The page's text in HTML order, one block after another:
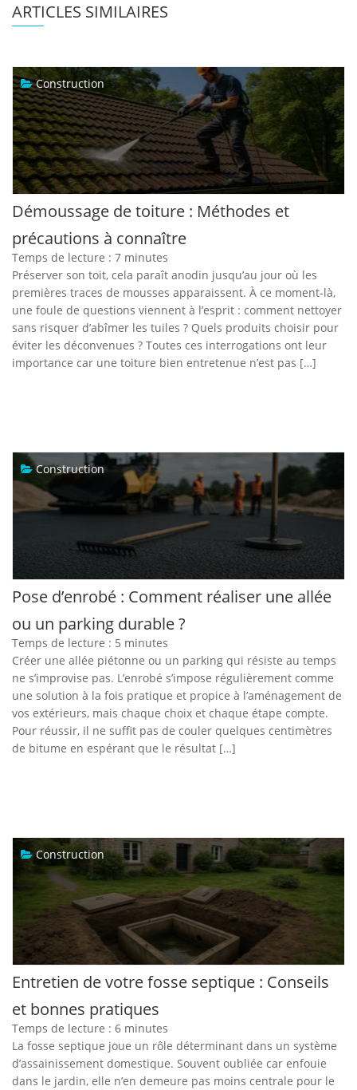
ARTICLES SIMILAIRES
Construction
Démoussage de toiture : Méthodes et
précautions à connaître
Temps de lecture : 7 minutes
Préserver son toit, cela paraît anodin jusqu’au jour où les
premières traces de mousses apparaissent. À ce moment-là,
une foule de questions viennent à l’esprit : comment nettoyer
sans risquer d’abîmer les tuiles ? Quels produits choisir pour
éviter les déconvenues ? Toutes ces interrogations ont leur
importance car une toiture bien entretenue n’est pas […]
Construction
Pose d’enrobé : Comment réaliser une allée
ou un parking durable ?
Temps de lecture : 5 minutes
Créer une allée piétonne ou un parking qui résiste au temps
ne s’improvise pas. L’enrobé s’impose régulièrement comme
une solution à la fois pratique et propice à l’aménagement de
vos extérieurs, mais chaque choix et chaque étape compte.
Pour réussir, il ne suffit pas de couler quelques centimètres
de bitume en espérant que le résultat […]
Construction
Entretien de votre fosse septique : Conseils
et bonnes pratiques
Temps de lecture : 6 minutes
La fosse septique joue un rôle déterminant dans un système
d’assainissement domestique. Souvent oubliée car enfouie
dans le jardin, elle n’en demeure pas moins centrale pour le